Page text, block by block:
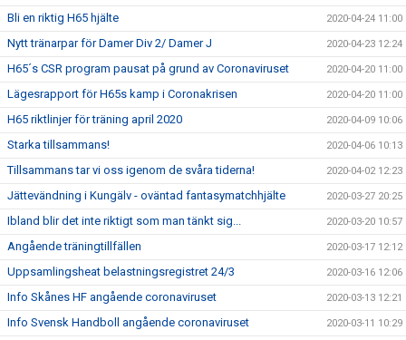
Bli en riktig H65 hjälte 2020-04-24 11:00
Nytt tränarpar för Damer Div 2/ Damer J 2020-04-23 12:24
H65´s CSR program pausat på grund av Coronaviruset 2020-04-20 11:00
Lägesrapport för H65s kamp i Coronakrisen 2020-04-20 11:00
H65 riktlinjer för träning april 2020 2020-04-09 10:06
Starka tillsammans! 2020-04-06 10:13
Tillsammans tar vi oss igenom de svåra tiderna! 2020-04-02 12:23
Jättevändning i Kungälv - oväntad fantasymatchhjälte 2020-03-27 20:25
Ibland blir det inte riktigt som man tänkt sig... 2020-03-20 10:57
Angående träningtillfällen 2020-03-17 12:12
Uppsamlingsheat belastningsregistret 24/3 2020-03-16 12:06
Info Skånes HF angående coronaviruset 2020-03-13 12:21
Info Svensk Handboll angående coronaviruset 2020-03-11 10:29